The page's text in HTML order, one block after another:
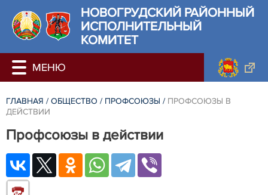
НОВОГРУДСКИЙ РАЙОННЫЙ
ИСПОЛНИТЕЛЬНЫЙ
КОМИТЕТ
ГЛАВНАЯ / ОБЩЕСТВО / ПРОФСОЮЗЫ / ПРОФСОЮЗЫ В
ДЕЙСТВИИ
Профсоюзы в действии